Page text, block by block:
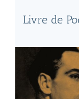
Livre de